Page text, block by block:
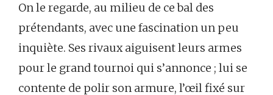
On le regarde, au milieu de ce bal des
prétendants, avec une fascination un peu
inquiète. Ses rivaux aiguisent leurs armes
pour le grand tournoi qui s’annonce ; lui se
contente de polir son armure, l’œil fixé sur